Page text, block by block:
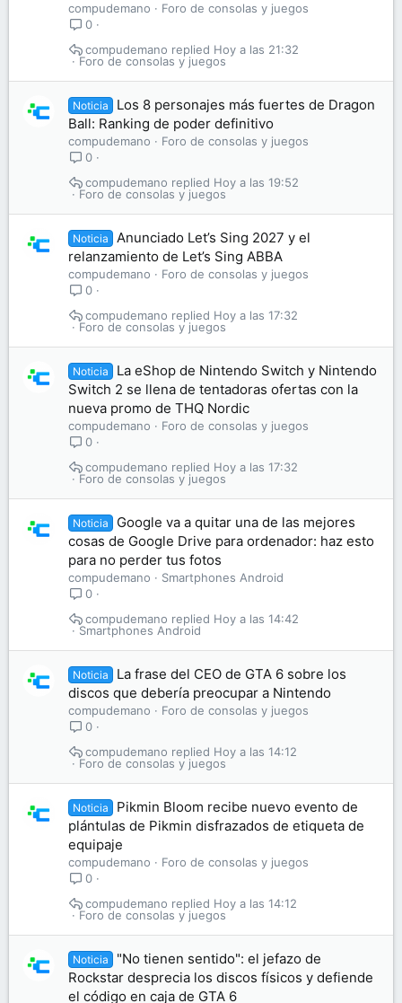
compudemano
Foro de consolas y juegos
0
Foro de consolas y juegos
Hoy a las 21:32
compudemano
Noticia
Los 8 personajes más fuertes de Dragon
Ball: Ranking de poder definitivo
compudemano
Foro de consolas y juegos
0
Foro de consolas y juegos
Hoy a las 19:52
compudemano
Noticia
Anunciado Let’s Sing 2027 y el
relanzamiento de Let’s Sing ABBA
compudemano
Foro de consolas y juegos
0
Foro de consolas y juegos
Hoy a las 17:32
compudemano
Noticia
La eShop de Nintendo Switch y Nintendo
Switch 2 se llena de tentadoras ofertas con la
nueva promo de THQ Nordic
compudemano
Foro de consolas y juegos
0
Foro de consolas y juegos
Hoy a las 17:32
compudemano
Noticia
Google va a quitar una de las mejores
cosas de Google Drive para ordenador: haz esto
para no perder tus fotos
compudemano
Smartphones Android
0
Smartphones Android
Hoy a las 14:42
compudemano
Noticia
La frase del CEO de GTA 6 sobre los
discos que debería preocupar a Nintendo
compudemano
Foro de consolas y juegos
0
Foro de consolas y juegos
Hoy a las 14:12
compudemano
Noticia
Pikmin Bloom recibe nuevo evento de
plántulas de Pikmin disfrazados de etiqueta de
equipaje
compudemano
Foro de consolas y juegos
0
Foro de consolas y juegos
Hoy a las 14:12
compudemano
Noticia
"No tienen sentido": el jefazo de
Rockstar desprecia los discos físicos y defiende
el código en caja de GTA 6